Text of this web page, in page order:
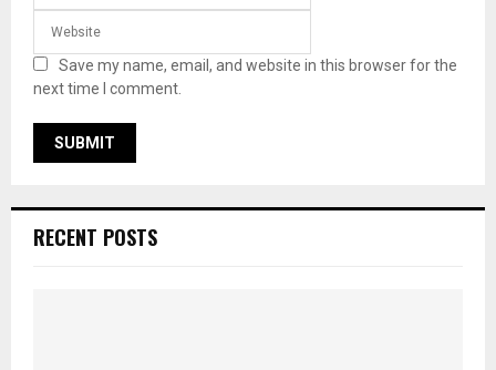
Save my name, email, and website in this browser for the
next time I comment.
RECENT POSTS